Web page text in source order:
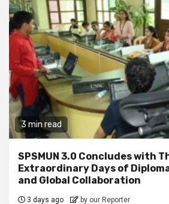
3 min read
SPSMUN 3.0 Concludes with
Extraordinary Days of
and Global Collaboration
3 days ago by our Reporter